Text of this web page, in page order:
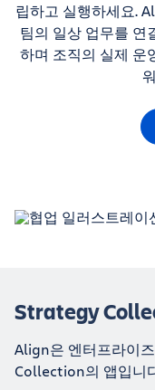
립하고 실행하세요.
팀의 일상 업무를 연
하며 조직의 실제 운
Strategy
Align은 엔터프라이
Collection의 앱입니